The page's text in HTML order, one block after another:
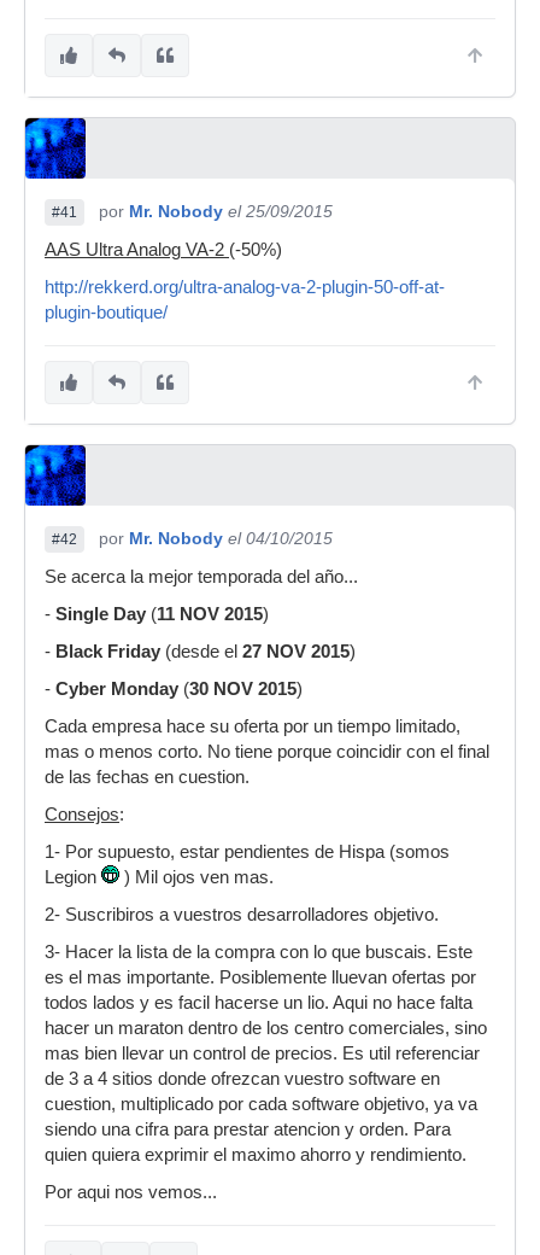
#41 por Mr. Nobody el 25/09/2015
AAS Ultra Analog VA-2 (-50%)
http://rekkerd.org/ultra-analog-va-2-plugin-50-off-at-
plugin-boutique/
#42 por Mr. Nobody el 04/10/2015
Se acerca la mejor temporada del año...
- Single Day (11 NOV 2015)
- Black Friday (desde el 27 NOV 2015)
- Cyber Monday (30 NOV 2015)
Cada empresa hace su oferta por un tiempo limitado,
mas o menos corto. No tiene porque coincidir con el final
de las fechas en cuestion.
Consejos:
1- Por supuesto, estar pendientes de Hispa (somos
Legion
) Mil ojos ven mas.
2- Suscribiros a vuestros desarrolladores objetivo.
3- Hacer la lista de la compra con lo que buscais. Este
es el mas importante. Posiblemente lluevan ofertas por
todos lados y es facil hacerse un lio. Aqui no hace falta
hacer un maraton dentro de los centro comerciales, sino
mas bien llevar un control de precios. Es util referenciar
de 3 a 4 sitios donde ofrezcan vuestro software en
cuestion, multiplicado por cada software objetivo, ya va
siendo una cifra para prestar atencion y orden. Para
quien quiera exprimir el maximo ahorro y rendimiento.
Por aqui nos vemos...